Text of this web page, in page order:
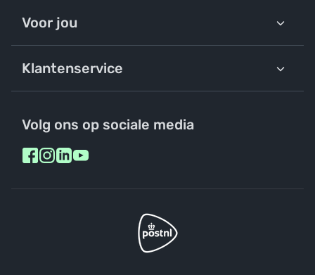
Voor jou
Klantenservice
Volg ons op sociale media